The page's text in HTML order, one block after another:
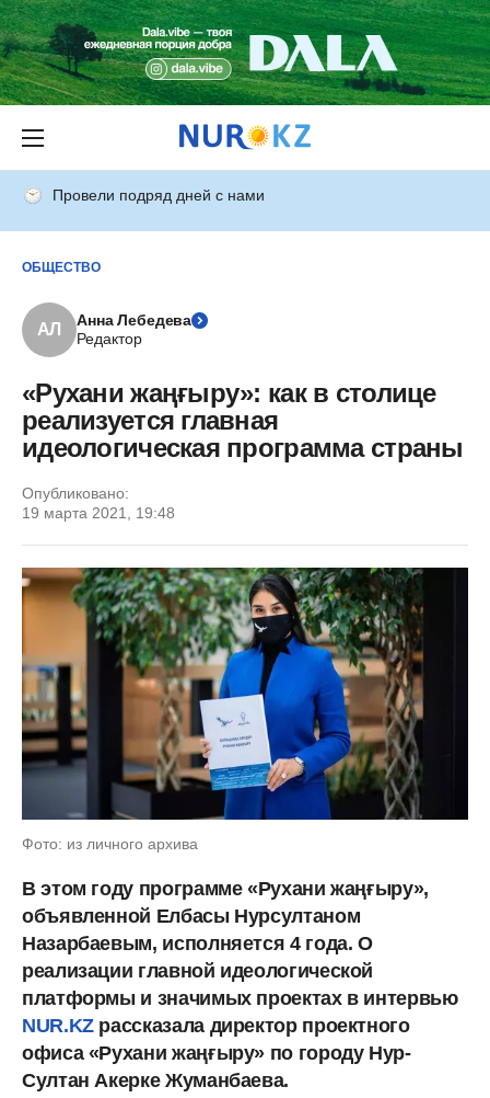
Провели подряд дней с нами
ОБЩЕСТВО
АЛ
Анна Лебедева
Редактор
«Рухани жаңғыру»: как в столице
реализуется главная
идеологическая программа страны
Опубликовано:
19 марта 2021, 19:48
Фото: из личного архива
В этом году программе «Рухани жаңғыру»,
объявленной Елбасы Нурсултаном
Назарбаевым, исполняется 4 года. О
реализации главной идеологической
платформы и значимых проектах в интервью
NUR.KZрассказала директор проектного
офиса «Рухани жаңғыру» по городу Нур-
Султан Акерке Жуманбаева.